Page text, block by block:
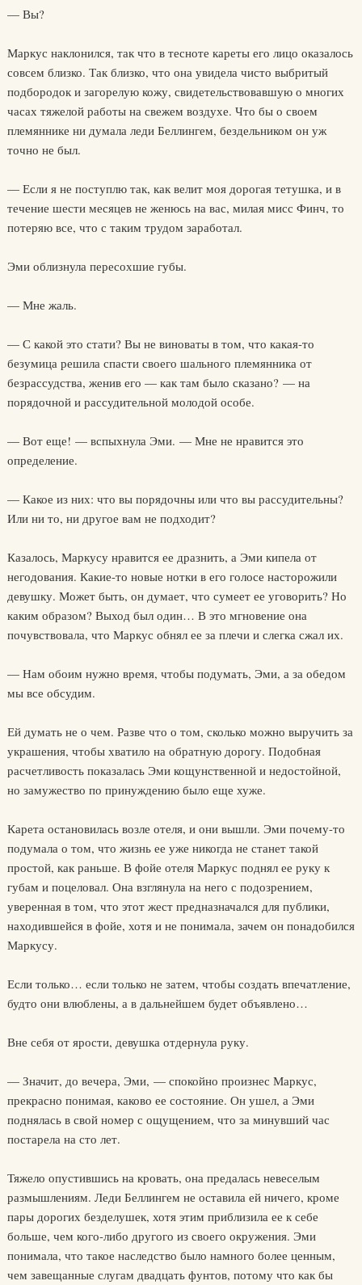
— Вы?
Маркус наклонился, так что в тесноте кареты его лицо оказалось
совсем близко. Так близко, что она увидела чисто выбритый
подбородок и загорелую кожу, свидетельствовавшую о многих
часах тяжелой работы на свежем воздухе. Что бы о своем
племяннике ни думала леди Беллингем, бездельником он уж
точно не был.
— Если я не поступлю так, как велит моя дорогая тетушка, и в
течение шести месяцев не женюсь на вас, милая мисс Финч, то
потеряю все, что с таким трудом заработал.
Эми облизнула пересохшие губы.
— Мне жаль.
— С какой это стати? Вы не виноваты в том, что какая-то
безумица решила спасти своего шального племянника от
безрассудства, женив его — как там было сказано? — на
порядочной и рассудительной молодой особе.
— Вот еще! — вспыхнула Эми. — Мне не нравится это
определение.
— Какое из них: что вы порядочны или что вы рассудительны?
Или ни то, ни другое вам не подходит?
Казалось, Маркусу нравится ее дразнить, а Эми кипела от
негодования. Какие-то новые нотки в его голосе насторожили
девушку. Может быть, он думает, что сумеет ее уговорить? Но
каким образом? Выход был один… В это мгновение она
почувствовала, что Маркус обнял ее за плечи и слегка сжал их.
— Нам обоим нужно время, чтобы подумать, Эми, а за обедом
мы все обсудим.
Ей думать не о чем. Разве что о том, сколько можно выручить за
украшения, чтобы хватило на обратную дорогу. Подобная
расчетливость показалась Эми кощунственной и недостойной,
но замужество по принуждению было еще хуже.
Карета остановилась возле отеля, и они вышли. Эми почему-то
подумала о том, что жизнь ее уже никогда не станет такой
простой, как раньше. В фойе отеля Маркус поднял ее руку к
губам и поцеловал. Она взглянула на него с подозрением,
уверенная в том, что этот жест предназначался для публики,
находившейся в фойе, хотя и не понимала, зачем он понадобился
Маркусу.
Если только… если только не затем, чтобы создать впечатление,
будто они влюблены, а в дальнейшем будет объявлено…
Вне себя от ярости, девушка отдернула руку.
— Значит, до вечера, Эми, — спокойно произнес Маркус,
прекрасно понимая, каково ее состояние. Он ушел, а Эми
поднялась в свой номер с ощущением, что за минувший час
постарела на сто лет.
Тяжело опустившись на кровать, она предалась невеселым
размышлениям. Леди Беллингем не оставила ей ничего, кроме
пары дорогих безделушек, хотя этим приблизила ее к себе
больше, чем кого-либо другого из своего окружения. Эми
понимала, что такое наследство было намного более ценным,
чем завещанные слугам двадцать фунтов, потому что как бы